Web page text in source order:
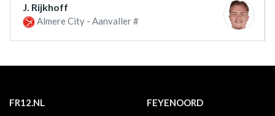
J. Rijkhoff
Almere City - Aanvaller #
FR12.NL
FEYENOORD